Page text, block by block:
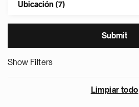
Ubicación (7)
Show Filters
Limpiar todo